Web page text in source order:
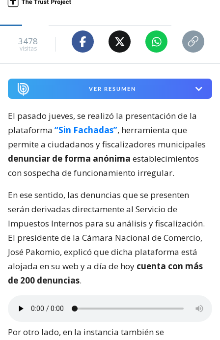
3478
visitas
VER RESUMEN
El pasado jueves, se realizó la presentación de la
plataforma “Sin Fachadas”, herramienta que
permite a ciudadanos y fiscalizadores municipales
denunciar de forma anónima establecimientos
con sospecha de funcionamiento irregular.
En ese sentido, las denuncias que se presenten
serán derivadas directamente al Servicio de
Impuestos Internos para su análisis y fiscalización.
El presidente de la Cámara Nacional de Comercio,
José Pakomio, explicó que dicha plataforma está
alojada en su web y a día de hoy cuenta con más
de 200 denuncias.
Por otro lado, en la instancia también se